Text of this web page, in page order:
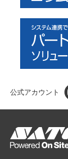
公式アカウント